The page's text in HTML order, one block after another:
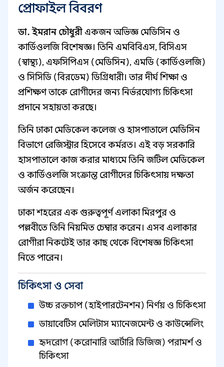
প্রোফাইল বিবরণ
ডা. ইমরান চৌধুরী একজন অভিজ্ঞ মেডিসিন ও
কার্ডিওলজি বিশেষজ্ঞ। তিনি এমবিবিএস, বিসিএস
(স্বাস্থ্য), এফসিপিএস (মেডিসিন), এমডি (কার্ডিওলজি)
ও সিসিডি (বিরডেম) ডিগ্রিধারী। তার দীর্ঘ শিক্ষা ও
প্রশিক্ষণ তাকে রোগীদের জন্য নির্ভরযোগ্য চিকিৎসা
প্রদানে সহায়তা করছে।
তিনি ঢাকা মেডিকেল কলেজ ও হাসপাতালে মেডিসিন
বিভাগে রেজিস্ট্রার হিসেবে কর্মরত। এই বড় সরকারি
হাসপাতালে কাজ করার মাধ্যমে তিনি জটিল মেডিকেল
ও কার্ডিওলজি সংক্রান্ত রোগীদের চিকিৎসায় দক্ষতা
অর্জন করেছেন।
ঢাকা শহরের এক গুরুত্বপূর্ণ এলাকা মিরপুর ও
পল্লবীতে তিনি নিয়মিত চেম্বার করেন। এসব এলাকার
রোগীরা নিকটেই তার কাছ থেকে বিশেষজ্ঞ চিকিৎসা
নিতে পারেন।
চিকিৎসা ও সেবা
উচ্চ রক্তচাপ (হাইপারটেনশন) নির্ণয় ও চিকিৎসা
ডায়াবেটিস মেলিটাস ম্যানেজমেন্ট ও কাউন্সেলিং
হৃদরোগ (করোনারি আর্টারি ডিজিজ) পরামর্শ ও
চিকিৎসা